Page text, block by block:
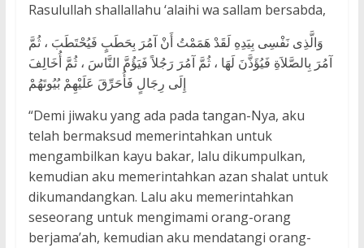
Rasulullah shallallahu ‘alaihi wa sallam bersabda,
وَالَّذِى نَفْسِى بِيَدِهِ لَقَدْ هَمَمْتُ أَنْ آمُرَ بِحَطَبٍ فَيُحْتَطَبَ ، ثُمَّ
آمُرَ بِالصَّلاَةِ فَيُؤَذَّنَ لَهَا ، ثُمَّ آمُرَ رَجُلاً فَيَؤُمَّ النَّاسَ ، ثُمَّ أُخَالِفَ
إِلَى رِجَالٍ فَأُحَرِّقَ عَلَيْهِمْ بُيُوتَهُمْ
“Demi jiwaku yang ada pada tangan-Nya, aku
telah bermaksud memerintahkan untuk
mengambilkan kayu bakar, lalu dikumpulkan,
kemudian aku memerintahkan azan shalat untuk
dikumandangkan. Lalu aku memerintahkan
seseorang untuk mengimami orang-orang
berjama’ah, kemudian aku mendatangi orang-